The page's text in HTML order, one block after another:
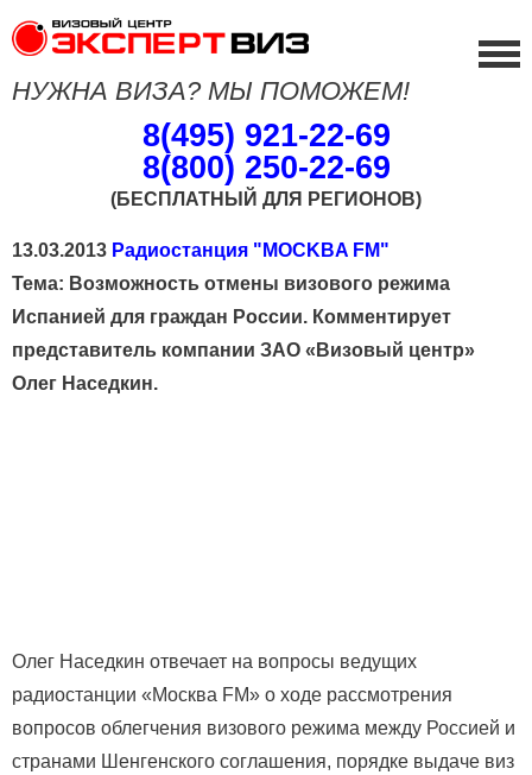
НУЖНА ВИЗА? МЫ ПОМОЖЕМ!
8(495) 921-22-69
8(800) 250-22-69
(БЕСПЛАТНЫЙ ДЛЯ РЕГИОНОВ)
13.03.2013 Радиостанция "MOCKBA FM"
Тема: Возможность отмены визового режима
Испанией для граждан России. Комментирует
представитель компании ЗАО «Визовый центр»
Олег Наседкин.
Олег Наседкин отвечает на вопросы ведущих
радиостанции «Москва FM» о ходе рассмотрения
вопросов облегчения визового режима между Россией и
странами Шенгенского соглашения, порядке выдаче виз